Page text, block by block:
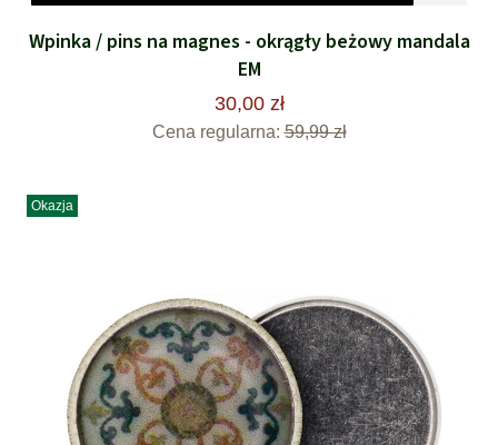
Wpinka / pins na magnes - okrągły beżowy mandala
EM
30,00 zł
Cena regularna: 59,99 zł
Okazja